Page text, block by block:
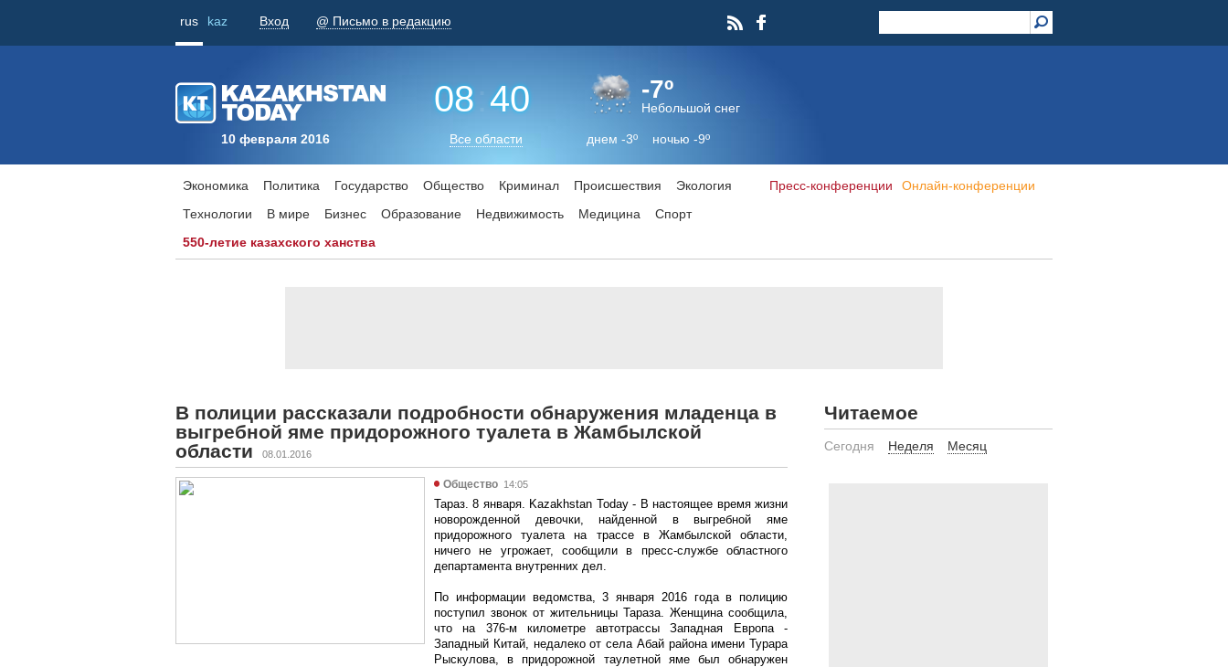
rus kaz Вход @ Письмо в редакцию
10 февраля 2016
08:40
Все области
-7º
Небольшой снег
днем -3º ночью -9º
Экономика Политика Государство Общество Криминал Происшествия
Экология
Технологии
В мире Бизнес Образование Недвижимость Медицина
Спорт
550-летие казахского ханства
Пресс-конференции Онлайн-конференции
В полиции рассказали подробности обнаружения младенца в
выгребной яме придорожного туалета в Жамбылской
области
08.01.2016
Общество 14:05
Тараз. 8 января. Kazakhstan Today - В настоящее время жизни
новорожденной девочки, найденной в выгребной яме
придорожного туалета на трассе в Жамбылской области,
ничего не угрожает, сообщили в пресс-службе областного
департамента внутренних дел.
По информации ведомства, 3 января 2016 года в полицию
поступил звонок от жительницы Тараза. Женщина сообщила,
что на 376-м километре автотрассы Западная Европа -
Западный Китай, недалеко от села Абай района имени Турара
Рыскулова, в придорожной таулетной яме был обнаружен
Читаемое
Сегодня Неделя Месяц